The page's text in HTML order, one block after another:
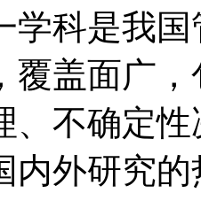
学科是我
覆盖面广
、不确定
内外研究